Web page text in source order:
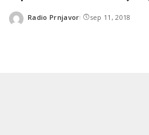
Posted
Radio Prnjavor sep 11, 2018